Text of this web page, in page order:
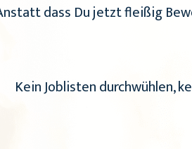
dass Du jetzt fleißig
Kein Joblisten durchwühlen,